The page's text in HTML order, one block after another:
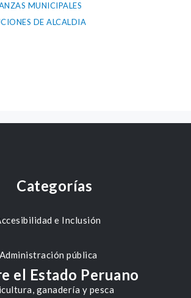
MUNICIPALES
DE ALCALDIA
Categorías
e Inclusión
Administración pública
ganadería y pesca
el Estado Peruano